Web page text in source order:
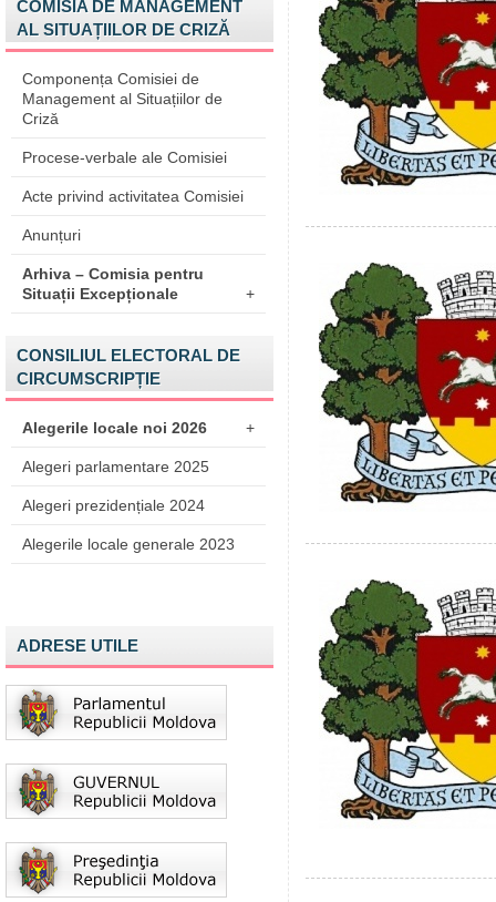
COMISIA DE MANAGEMENT
AL SITUAȚIILOR DE CRIZĂ
Componența Comisiei de
Management al Situațiilor de
Criză
Procese-verbale ale Comisiei
Acte privind activitatea Comisiei
Anunțuri
Arhiva – Comisia pentru
Situații Excepționale
+
CONSILIUL ELECTORAL DE
CIRCUMSCRIPȚIE
Alegerile locale noi 2026 +
Alegeri parlamentare 2025
Alegeri prezidențiale 2024
Alegerile locale generale 2023
ADRESE UTILE